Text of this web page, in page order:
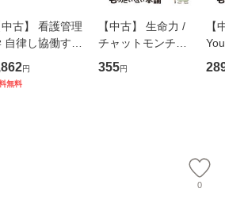
中古】 看護管理
自律し協働する
門職の看護マネ
メントスキル 改
円
無料
【中古】 生命力 /
チャットモンチー /
キューンレコード
[CD]【メール便送
355円
【
のが
0